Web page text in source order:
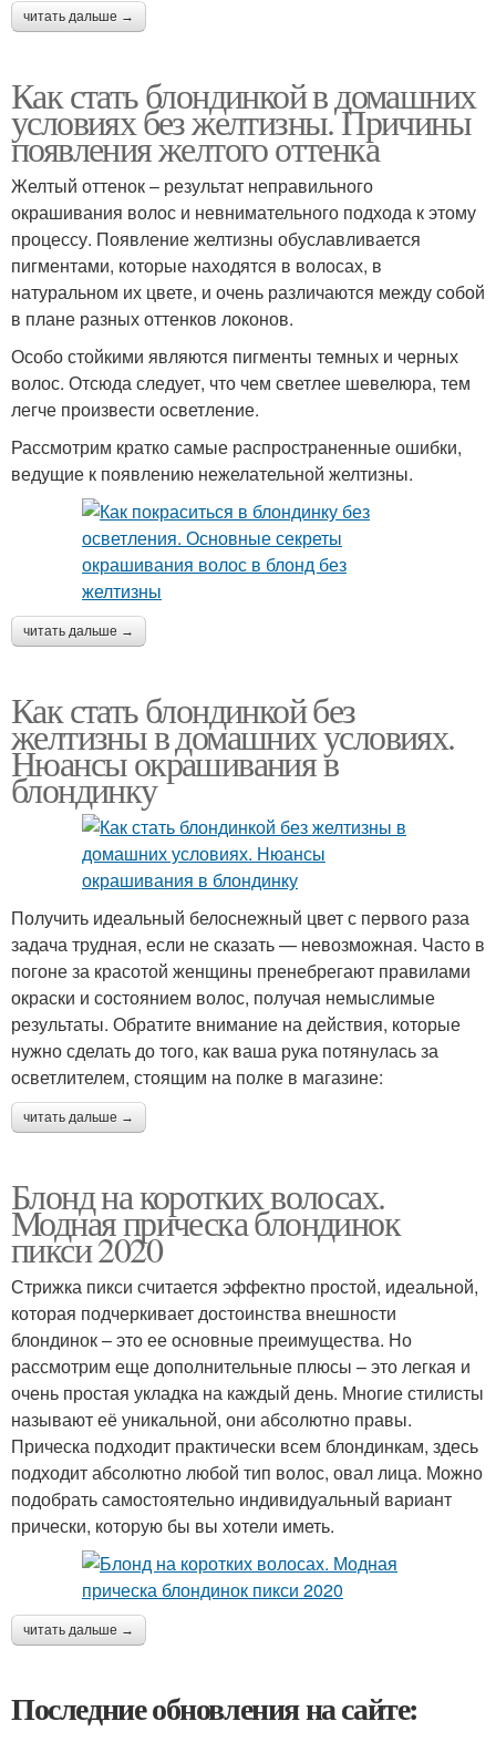
читать дальше →
Как стать блондинкой в домашних
условиях без желтизны. Причины
появления желтого оттенка
Желтый оттенок – результат неправильного
окрашивания волос и невнимательного подхода к этому
процессу. Появление желтизны обуславливается
пигментами, которые находятся в волосах, в
натуральном их цвете, и очень различаются между собой
в плане разных оттенков локонов.
Особо стойкими являются пигменты темных и черных
волос. Отсюда следует, что чем светлее шевелюра, тем
легче произвести осветление.
Рассмотрим кратко самые распространенные ошибки,
ведущие к появлению нежелательной желтизны.
читать дальше →
Как стать блондинкой без
желтизны в домашних условиях.
Нюансы окрашивания в
блондинку
Получить идеальный белоснежный цвет с первого раза
задача трудная, если не сказать — невозможная. Часто в
погоне за красотой женщины пренебрегают правилами
окраски и состоянием волос, получая немыслимые
результаты. Обратите внимание на действия, которые
нужно сделать до того, как ваша рука потянулась за
осветлителем, стоящим на полке в магазине:
читать дальше →
Блонд на коротких волосах.
Модная прическа блондинок
пикси 2020
Стрижка пикси считается эффектно простой, идеальной,
которая подчеркивает достоинства внешности
блондинок – это ее основные преимущества. Но
рассмотрим еще дополнительные плюсы – это легкая и
очень простая укладка на каждый день. Многие стилисты
называют её уникальной, они абсолютно правы.
Прическа подходит практически всем блондинкам, здесь
подходит абсолютно любой тип волос, овал лица. Можно
подобрать самостоятельно индивидуальный вариант
прически, которую бы вы хотели иметь.
читать дальше →
Последние обновления на сайте: